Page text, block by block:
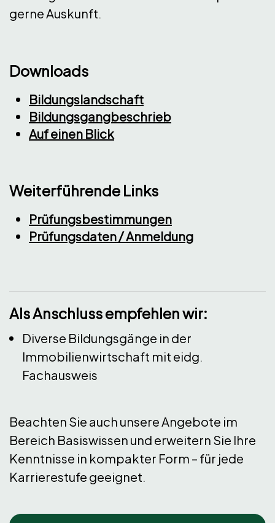
gerne Auskunft.
Downloads
Bildungslandschaft
Bildungsgangbeschrieb
Auf einen Blick
Weiterführende Links
Prüfungsbestimmungen
Prüfungsdaten / Anmeldung
Als Anschluss empfehlen wir:
Diverse Bildungsgänge in der
Immobilienwirtschaft mit eidg.
Fachausweis
Beachten Sie auch unsere Angebote im
Bereich Basiswissen und erweitern Sie Ihre
Kenntnisse in kompakter Form – für jede
Karrierestufe geeignet.